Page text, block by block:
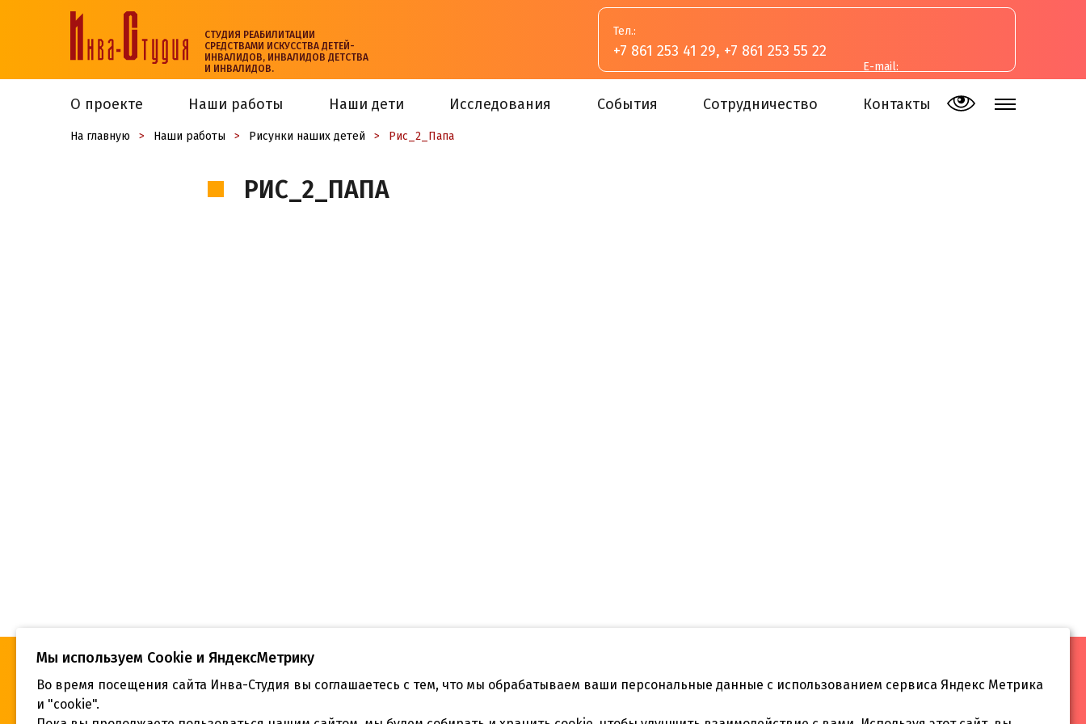
СТУДИЯ РЕАБИЛИТАЦИИ
СРЕДСТВАМИ ИСКУССТВА ДЕТЕЙ-
ИНВАЛИДОВ, ИНВАЛИДОВ ДЕТСТВА
И ИНВАЛИДОВ.
Тел.:
+7 861 253 41 29, +7 861 253 55 22
E-mail:
О проекте
Наши работы Наши дети Исследования События Сотрудничество Контакты
На главную > Наши работы > Рисунки наших детей > Рис_2_Папа
РИС_2_ПАПА
«Инва-Студия. Академия. Центр
социальной реабилитации», © 2026 г.
Адрес: Телефон:
Мы используем Сookie и ЯндексМетрику
Во время посещения сайта Инва-Студия вы соглашаетесь с тем, что мы обрабатываем ваши персональные данные с использованием сервиса Яндекс Метрика
и "cookie".